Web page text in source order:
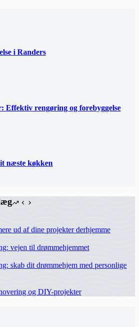
i Randers
Effektiv rengøring og forebyggelse
næste køkken
ud af dine projekter derhjemme
vejen til drømmehjemmet
skab dit drømmehjem med personlige
og DIY-projekter